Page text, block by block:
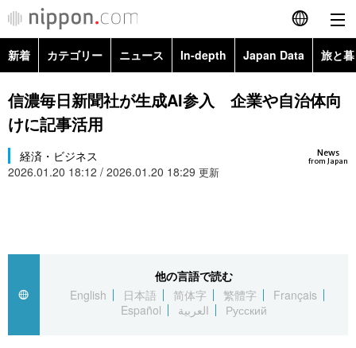
English
简体字
Русский
カテゴリー
国際
社会
アーカイブ
Japan Data
旅と暮らし
新着 カテゴリー ニュース In-depth Japan Data 旅と
政治・外交
経済・ビジネス
国際・海外
文化
科学・技術
暮らし
Topics
信濃毎日新聞社が生成AI参入 企業や自治体向
けに記事活用
News
from Japan
経済・ビジネス
2026.01.20 18:12 / 2026.01.20 18:29 更新
他の言語で読む
English
日本語 简体字 繁體字
Français
Español
العربية Русский